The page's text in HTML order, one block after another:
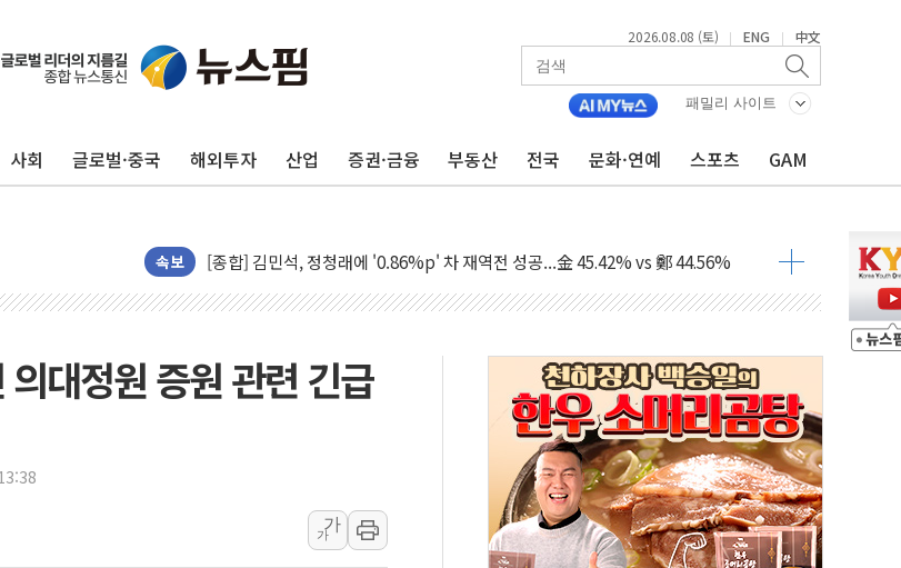
2026.08.08 (토) | ENG | 中文
패밀리 사이트
사회 글로벌·중국 해외투자 산업 증권·금융 부동산 전국 문화·연예 스포츠 GAM
속보
포항시 재난예산 40억 긴급 투입…고수온 양식장 복구·지원 '총력'
[종합] 김민석, 정청래에 '0.86%p' 차 재역전 성공...金 45.42% vs 鄭 44.56%
인천 합동연설회 나선 송영길·정청래·김민석 당대표 후보
인사하는 김민석 당대표 후보
[속보] 민주, 제주·인천 경선 결과 발표...김민석 47.75% 정청래 42.08%
[속보] 민주, 인천 경선 결과 발표...김민석 45.09% 정청래 43.27% 송영길 11.63%
[속보] 민주, 제주 경선 결과 발표...김민석 52.64% 정청래 39.89% 송영길 7.47%
美, 이란전 출구전략 만지작…공습 한계·탄약 부족 현실화
강릉·동해·삼척 시간당 최대 50㎜ 폭우…강원 동해안 강한 비 이어져
대정원 증원 관련 긴급
가
가